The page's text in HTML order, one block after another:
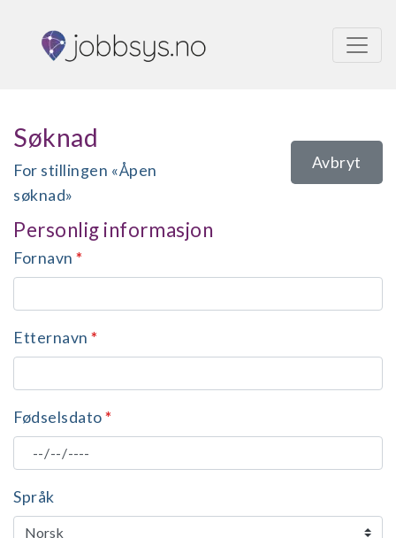
Søknad
For stillingen «Åpen
søknad»
Avbryt
Personlig informasjon
Fornavn*
Etternavn*
Fødselsdato*
Språk